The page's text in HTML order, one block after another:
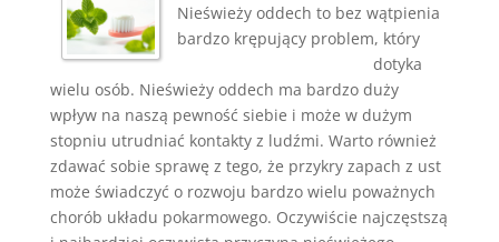
Nieświeży oddech to bez wątpienia
bardzo krępujący problem, który
dotyka
wielu osób. Nieświeży oddech ma bardzo duży
wpływ na naszą pewność siebie i może w dużym
stopniu utrudniać kontakty z ludźmi. Warto również
zdawać sobie sprawę z tego, że przykry zapach z ust
może świadczyć o rozwoju bardzo wielu poważnych
chorób układu pokarmowego. Oczywiście najczęstszą